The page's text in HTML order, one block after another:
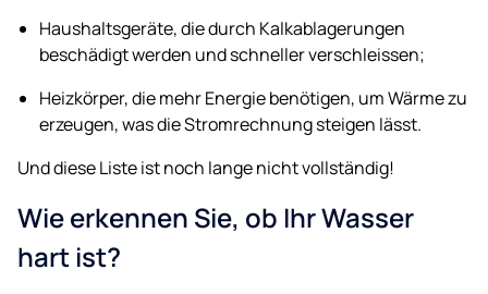
Haushaltsgeräte, die durch Kalkablagerungen
beschädigt werden und schneller verschleissen;
Heizkörper, die mehr Energie benötigen, um Wärme zu
erzeugen, was die Stromrechnung steigen lässt.
Und diese Liste ist noch lange nicht vollständig!
Wie erkennen Sie, ob Ihr Wasser
hart ist?